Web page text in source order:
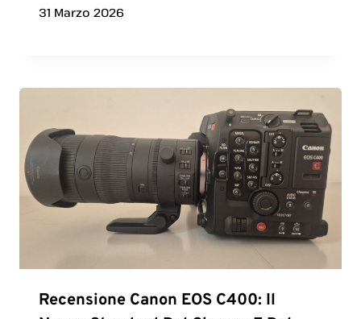
31 Marzo 2026
Recensione Canon EOS C400: Il